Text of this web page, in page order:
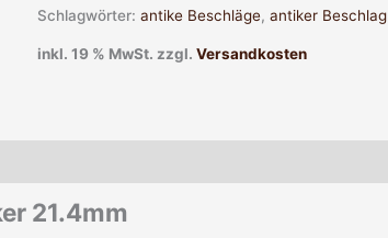
Schlagwörter: antike Beschläge, antiker Beschlag
inkl. 19 % MwSt. zzgl. Versandkosten
21.4mm